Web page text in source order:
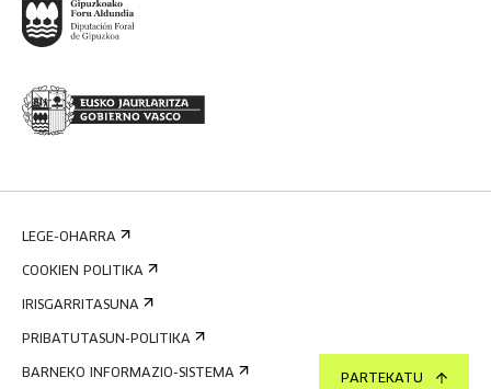
PARTEKATU
LEGE-OHARRA
COOKIEN POLITIKA
IRISGARRITASUNA
PRIBATUTASUN-POLITIKA
BARNEKO INFORMAZIO-SISTEMA